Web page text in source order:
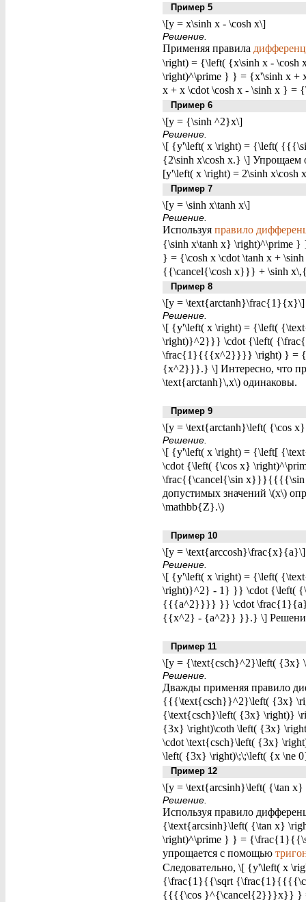
Пример 5
\[y = x\sinh x - \cosh x\]
Решение.
Применяя правила
\right) = {\left( {x\sinh x -
\right)^\prime } } = {x'\sinh x +
x + x \cdot \cosh x - \sinh x } =
Пример 6
\[y = {\sinh ^2}x\]
Решение.
\[ {y'\left( x \right) = {\left(
{2\sinh x\cosh x.} \] Упрощаем
[y'\left( x \right) = 2\sinh x\cosh
Пример 7
\[y = \sinh x\tanh x\]
Решение.
Используя правило
{\sinh x\tanh x} \right)^\prime
} = {\cosh x \cdot \tanh x +
{{\cancel{\cosh x}}} + \sinh
Пример 8
\[y = \text{arctanh}\frac{1}{x}\]
Решение.
\[ {y'\left( x \right) = {\left(
\right)}^2}}} \cdot {\left(
\frac{1}{{{x^2}}}} \right) } =
{x^2}}}.} \] Интересно, что
\text{arctanh}\,x\) одинаковы.
Пример 9
\[y = \text{arctanh}\left( {\cos
Решение.
\[ {y'\left( x \right) = {\left[
\cdot {\left( {\cos x}
\frac{{\cancel{\sin
допустимых значений \(x\)
\mathbb{Z}.\)
Пример 10
\[y = \text{arccosh}\frac{x}{a}\]
Решение.
\[ {y'\left( x \right) = {\left(
\right)}^2} - 1} }} \cdot {\left(
{{{a^2}}}} }} \cdot
{{x^2} - {a^2}} }}.} \] Решение
Пример 11
\[y = {\text{csch}^2}\left( {3x}
Решение.
Дважды применяя правило
{{{\text{csch}}^2}\left( {3x}
{\text{csch}\left( {3x} \right)}
{3x} \right)\coth \left( {3x}
\cdot \text{csch}\left( {3x}
\left( {3x} \right)\;\;\left( {x \ne
Пример 12
\[y = \text{arcsinh}\left( {\tan x}
Решение.
Используя правило
{\text{arcsinh}\left( {\tan x}
\right)^\prime } } =
упрощается с помощью
Следовательно, \[ {y'\left( x
{\frac{1}{{\sqrt
{{{{\cos }^{\cancel{2}}}x}} } =